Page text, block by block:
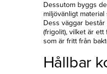
Dessutom byggs
miljövänligt
Dess väggar
(frigolit), vilket är
som är fritt från
Hållbar